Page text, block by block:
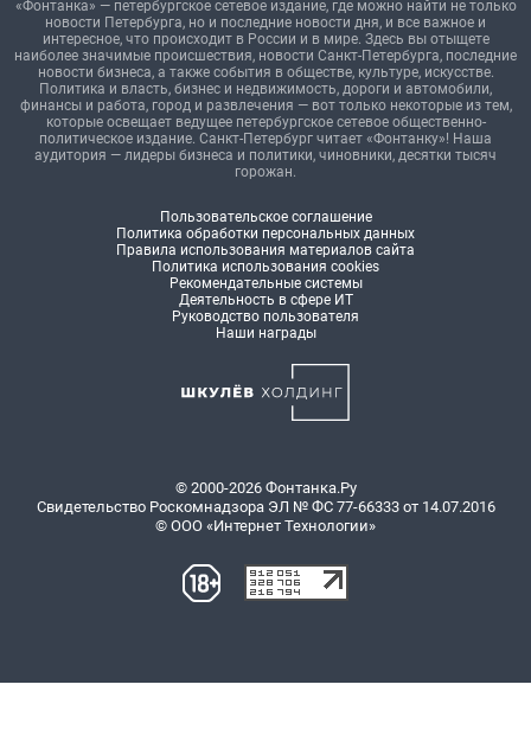
«Фонтанка» — петербургское сетевое издание, где можно найти не только
новости Петербурга, но и последние новости дня, и все важное и
интересное, что происходит в России и в мире. Здесь вы отыщете
наиболее значимые происшествия, новости Санкт-Петербурга, последние
новости бизнеса, а также события в обществе, культуре, искусстве.
Политика и власть, бизнес и недвижимость, дороги и автомобили,
финансы и работа, город и развлечения — вот только некоторые из тем,
которые освещает ведущее петербургское сетевое общественно-
политическое издание. Санкт-Петербург читает «Фонтанку»! Наша
аудитория — лидеры бизнеса и политики, чиновники, десятки тысяч
горожан.
Пользовательское соглашение
Политика обработки персональных данных
Правила использования материалов сайта
Политика использования cookies
Рекомендательные системы
Деятельность в сфере ИТ
Руководство пользователя
Наши награды
© 2000-2026 Фонтанка.Ру
Свидетельство Роскомнадзора ЭЛ № ФС 77-66333 от 14.07.2016
© ООО «Интернет Технологии»